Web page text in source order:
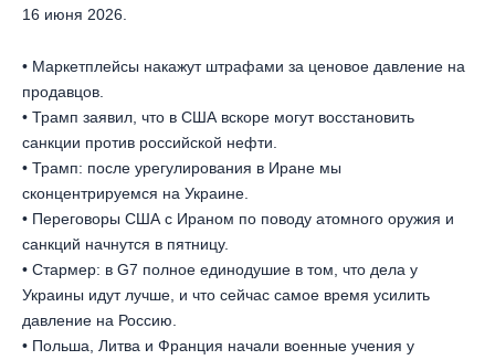
16 июня 2026.
• Маркетплейсы накажут штрафами за ценовое давление на
продавцов.
• Трамп заявил, что в США вскоре могут восстановить
санкции против российской нефти.
• Трамп: после урегулирования в Иране мы
сконцентрируемся на Украине.
• Переговоры США с Ираном по поводу атомного оружия и
санкций начнутся в пятницу.
• Стармер: в G7 полное единодушие в том, что дела у
Украины идут лучше, и что сейчас самое время усилить
давление на Россию.
• Польша, Литва и Франция начали военные учения у